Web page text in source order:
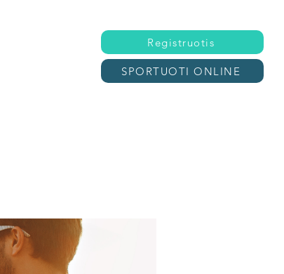
Registruotis
SPORTUOTI ONLINE